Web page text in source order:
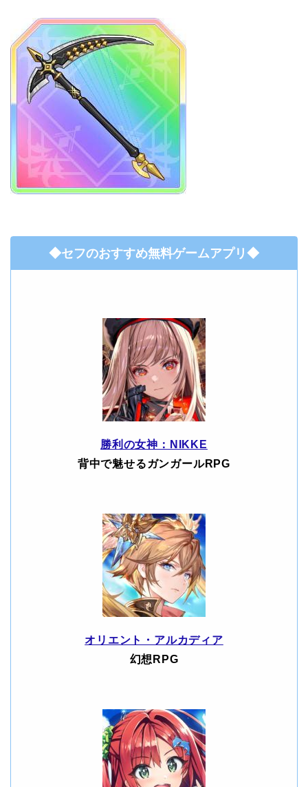
◆セフのおすすめ無料ゲームアプリ◆
勝利の女神：NIKKE
背中で魅せるガンガールRPG
オリエント・アルカディア
幻想RPG